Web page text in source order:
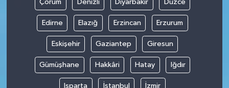
Çorum Denizli Diyarbakır Düzce
Edirne Elazığ Erzincan Erzurum
Eskişehir Gaziantep Giresun
Gümüşhane Hakkâri Hatay Iğdır
Isparta İstanbul İzmir